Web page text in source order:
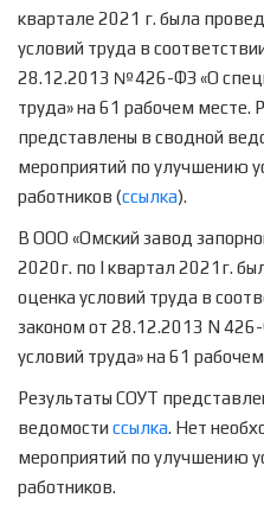
квартале 2021 г. была
условий труда в
28.12.2013 №426-ФЗ «О
труда» на 61 рабочем месте.
представлены в сводной
мероприятий по улучшению
работников (ссылка).
В ООО «Омский завод
2020г. по I квартал 2021г.
оценка условий труда в
законом от 28.12.2013 N
условий труда» на 61
Результаты СОУТ
ведомости ссылка. Нет
мероприятий по улучшению
работников.